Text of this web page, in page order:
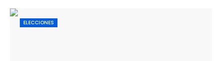
ELECCIONES